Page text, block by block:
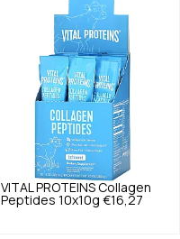
VITAL PROTEINS Collagen
Peptides 10x10g €16,27